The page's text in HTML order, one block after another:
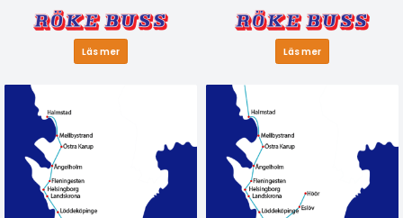
Läs mer Läs mer